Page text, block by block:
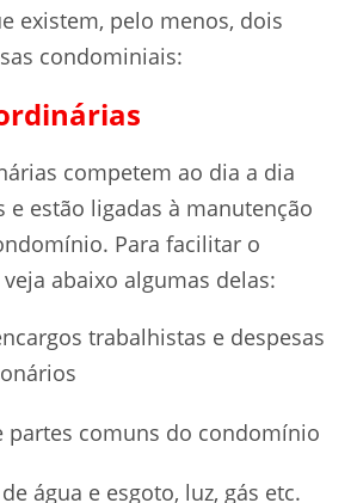
existem, pelo menos, dois
condominiais:
competem ao dia a dia
e estão ligadas à manutenção
Para facilitar o
abaixo algumas delas:
trabalhistas e despesas
partes comuns do condomínio
água e esgoto, luz, gás etc.